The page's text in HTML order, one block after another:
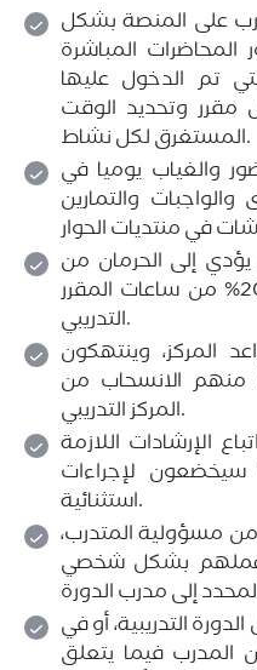
على المنصة بشكل
المباشرة
تم الدخول عليها
وتحديد الوقت
المستغرق لكل نشاط.
والغياب يوميا في
والتمارين
إلى الحرمان من
الحصول على الشهادة وهي 20% من ساعات المقرر
التدريبي.
المركز، وينتهكون
منهم الانسحاب من
المركز التدريبي.
الإرشادات اللازمة
سيخضعون لإجراءات
استثنائية.
مسؤولية المتدرب،
عملهم بشكل شخصي
التدريبية، أو في
المدرب فيما يتعلق